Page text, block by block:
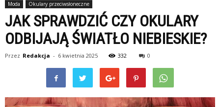
Moda Okulary przeciwsłoneczne
JAK SPRAWDZIĆ CZY OKULARY
ODBIJAJĄ ŚWIATŁO NIEBIESKIE?
Przez Redakcja - 6 kwietnia 2025 332 0